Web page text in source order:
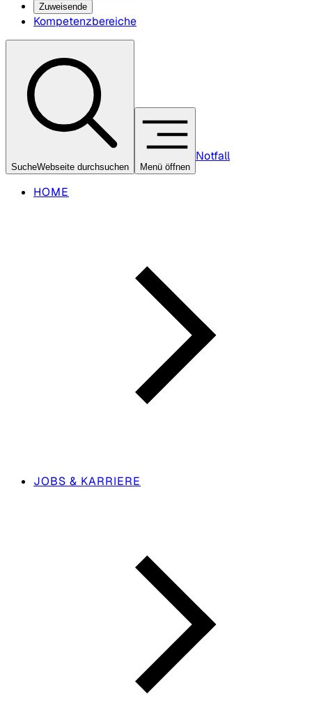
Zuweisende
Kompetenzbereiche
SucheWebseite durchsuchen Menü öffnen
Notfall
HOME
JOBS & KARRIERE